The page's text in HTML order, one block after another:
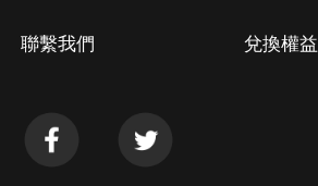
聯繫我們 兌換權益